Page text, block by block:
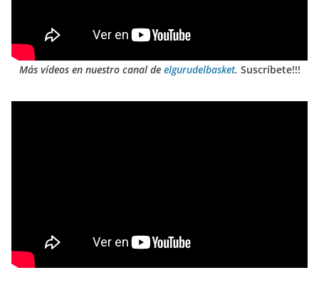
Más vídeos en nuestro canal de elgurudelbasket. Suscríbete!!!